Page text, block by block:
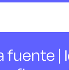
fuente |